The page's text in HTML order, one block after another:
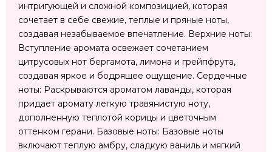
интригующей и сложной композицией, которая
сочетает в себе свежие, теплые и пряные ноты,
создавая незабываемое впечатление. Верхние ноты:
Вступление аромата освежает сочетанием
цитрусовых нот бергамота, лимона и грейпфрута,
создавая яркое и бодрящее ощущение. Сердечные
ноты: Раскрываются ароматом лаванды, которая
придает аромату легкую травянистую ноту,
дополненную теплотой корицы и цветочным
оттенком герани. Базовые ноты: Базовые ноты
включают теплую амбру, сладкую ваниль и мягкий